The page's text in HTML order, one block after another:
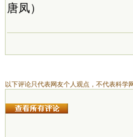
唐凤）
以下评论只代表网友个人观点，不代表科学